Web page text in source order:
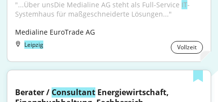
"...Über unsDie Medialine AG steht als Full-Service IT-
Systemhaus für maßgeschneiderte Lösungen..."
Medialine EuroTrade AG
Leipzig Vollzeit
Berater / Consultant Energiewirtschaft,